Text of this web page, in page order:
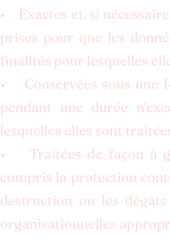
• Exactes et, si
prises pour que les
finalités pour lesquelles
• Conservées sous une
pendant une durée
lesquelles elles sont
• Traitées de façon à
compris la protection
destruction ou les
organisationnelles